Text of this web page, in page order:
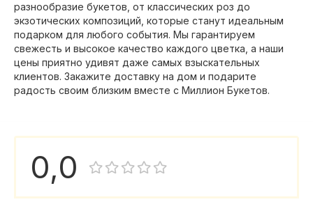
разнообразие букетов, от классических роз до
экзотических композиций, которые станут идеальным
подарком для любого события. Мы гарантируем
свежесть и высокое качество каждого цветка, а наши
цены приятно удивят даже самых взыскательных
клиентов. Закажите доставку на дом и подарите
радость своим близким вместе с Миллион Букетов.
0,0